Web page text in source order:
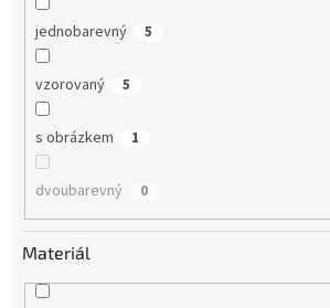
jednobarevný 5
vzorovaný 5
s obrázkem 1
dvoubarevný 0
Materiál